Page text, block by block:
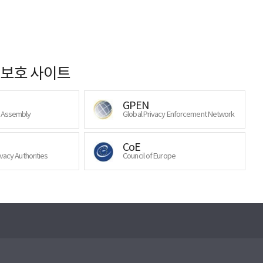
호 사이트
GPEN
Global Privacy Enforcement Network
Authorities
CoE
Council of Europe